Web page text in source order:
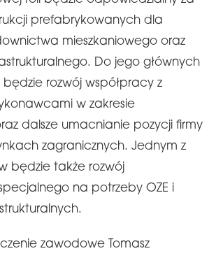
prefabrykowanych dla
mieszkaniowego oraz
Do jego głównych
rozwój współpracy z
w zakresie
dalsze umacnianie pozycji firmy
zagranicznych. Jednym z
będzie także rozwój
na potrzeby OZE i
zawodowe Tomasz